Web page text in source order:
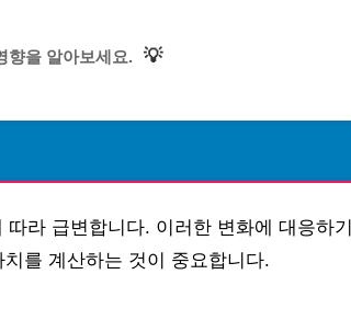
향을 알아보세요. 💡
라 급변합니다. 이러한 변화에 대응하기
를 계산하는 것이 중요합니다.